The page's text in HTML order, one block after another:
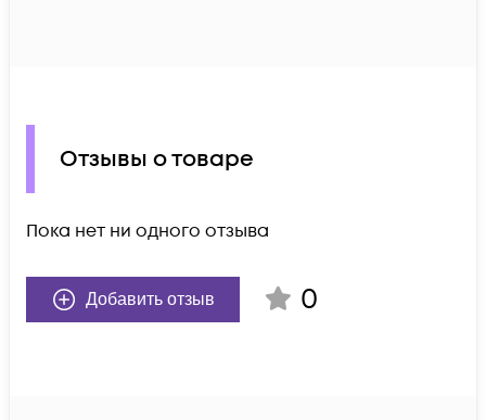
Отзывы о товаре
Пока нет ни одного отзыва
Добавить отзыв 0